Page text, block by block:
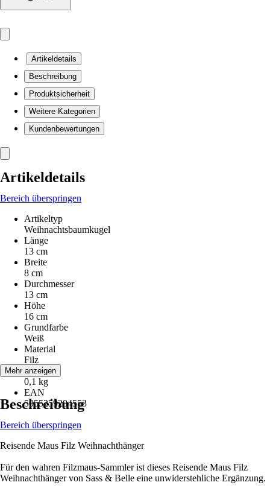
Artikeldetails
Beschreibung
Produktsicherheit
Weitere Kategorien
Kundenbewertungen
Artikeldetails
Bereich überspringen
Artikeltyp
Weihnachtsbaumkugel
Länge
13 cm
Breite
8 cm
Durchmesser
13 cm
Höhe
16 cm
Grundfarbe
Weiß
Material
Filz
Gewicht
0,1 kg
EAN
5055259284553
Mehr anzeigen
Beschreibung
Bereich überspringen
Reisende Maus Filz Weihnachthänger
Für den wahren Filzmaus-Sammler ist dieses Reisende Maus Filz
Weihnachthänger von Sass & Belle eine unwiderstehliche Ergänzung.